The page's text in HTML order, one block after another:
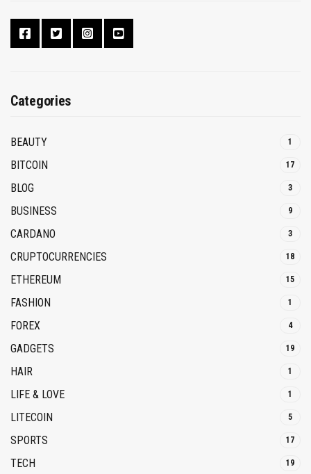
Categories
BEAUTY 1
BITCOIN 17
BLOG 3
BUSINESS 9
CARDANO 3
CRUPTOCURRENCIES 18
ETHEREUM 15
FASHION 1
FOREX 4
GADGETS 19
HAIR 1
LIFE & LOVE 1
LITECOIN 5
SPORTS 17
TECH 19